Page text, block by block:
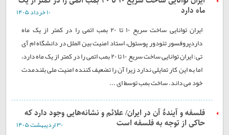
ماه دارد ۱۰ خرداد ۱۴۰۵
ایران توانایی ساخت سریع ۱۰ تا ۲۰ بمب اتمی را در کمتر از یک ماه
داردپروفسور تئودور پوستول، استاد امنیت بین الملل در دانشگاه ام آی
تی: ایران توانایی ساخت سریع ۱۰ تا ۲۰ بمب اتمی را در کمتر از یک ماه دارد،
اما به این کار تمایلی ندارد زیرا آن را تضعیف کننده امنیت ملی بلندمدت
خود می داند. ساخت بمب توسط ای ...
فلسفه و آیندۀ آن در ایران/ علائم و نشانه‌هایی وجود دارد که
حاکی از توجه به فلسفه است ۳۰ ارديبهشت ۱۴۰۵